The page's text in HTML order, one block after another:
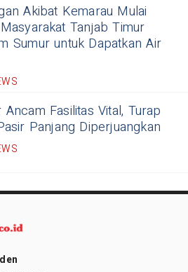
Akibat Kemarau Mulai
Tanjab Timur
Sumur untuk Dapatkan Air
Fasilitas Vital, Turap
Panjang Diperjuangkan